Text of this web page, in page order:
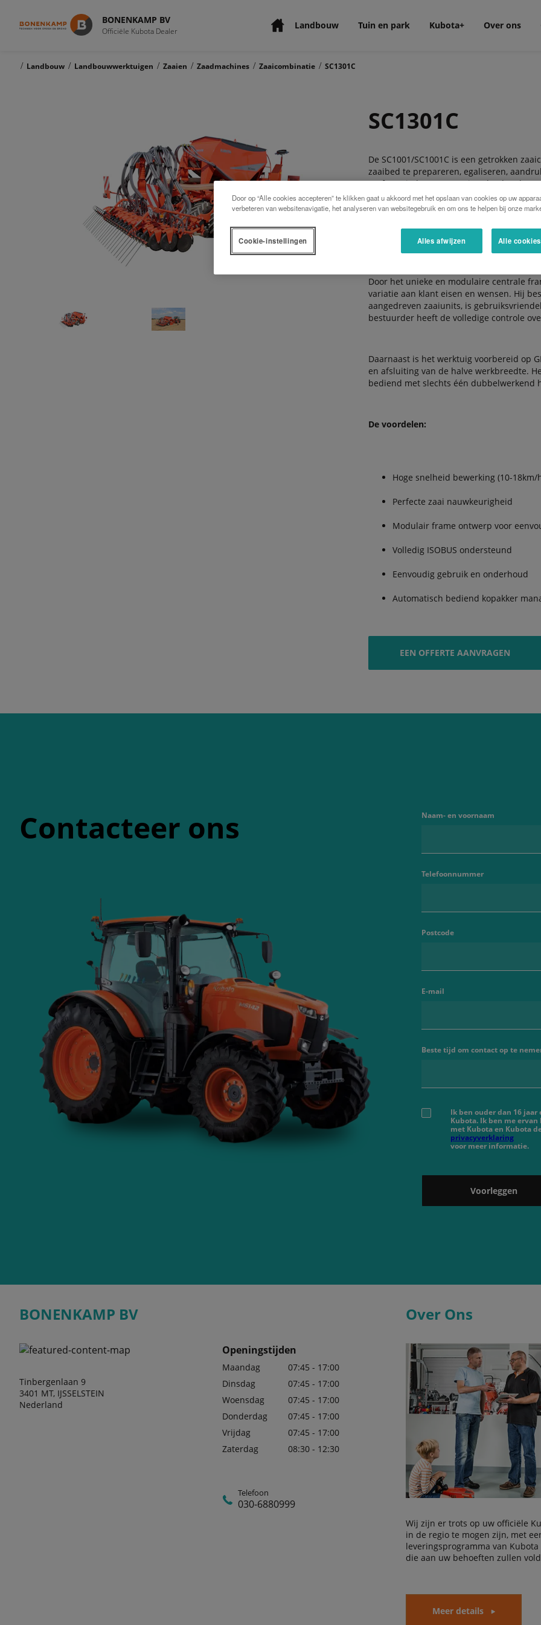
BONENKAMP BV
Officiële Kubota Dealer Landbouw Tuin en park Kubota+ Over ons
/ Landbouw / Landbouwwerktuigen / Zaaien / Zaadmachines / Zaaicombinatie / SC1301C
SC1301C
De SC1001/SC1001C is een getrokken
zaaibed te prepareren, egaliseren,
De focus in het ontwerp is gelegd op
wordt gezaaid.
De tank kan eenvoudig worden gevuld
met 6m werkbreedte is een vulvijzel
of 4350 liter.
Door het unieke en modulaire centrale
variatie aan klant eisen en wensen. Hij
aangedreven zaaiunits, is
bestuurder heeft de volledige controle
Daarnaast is het werktuig voorbereid op
en afsluiting van de halve werkbreedte.
bediend met slechts één dubbelwerkend
De voordelen:
Hoge snelheid bewerking (10-18km/
Perfecte zaai nauwkeurigheid
Modulair frame ontwerp voor
Volledig ISOBUS ondersteund
Eenvoudig gebruik en onderhoud
Automatisch bediend kopakker
EEN OFFERTE AANVRAGEN
Contacteer ons Naam- en voornaam
Telefoonnummer
Postcode
E-mail
Beste tijd om contact op te
Ik ben ouder dan 16
Kubota. Ik ben me
met Kubota en Kubota
privacyverklaring
voor meer informatie.
Voorleggen
BONENKAMP BV
Tinbergenlaan 9
3401 MT, IJSSELSTEIN
Nederland
Openingstijden
Maandag
07:45 - 17:00
Dinsdag
07:45 - 17:00
Woensdag
07:45 - 17:00
Donderdag
07:45 - 17:00
Vrijdag
07:45 - 17:00
Zaterdag
08:30 - 12:30
Telefoon
030-6880999
Over Ons
Wij zijn er trots op uw officiële
in de regio te mogen zijn, met
leveringsprogramma van
die aan uw behoeften zullen
Meer details
Door op “Alle cookies accepteren” te klikken gaat u akkoord met het opslaan van cookies op uw
verbeteren van websitenavigatie, het analyseren van websitegebruik en om ons te helpen bij onze
Alles afwijzen Alle
Cookie-instellingen